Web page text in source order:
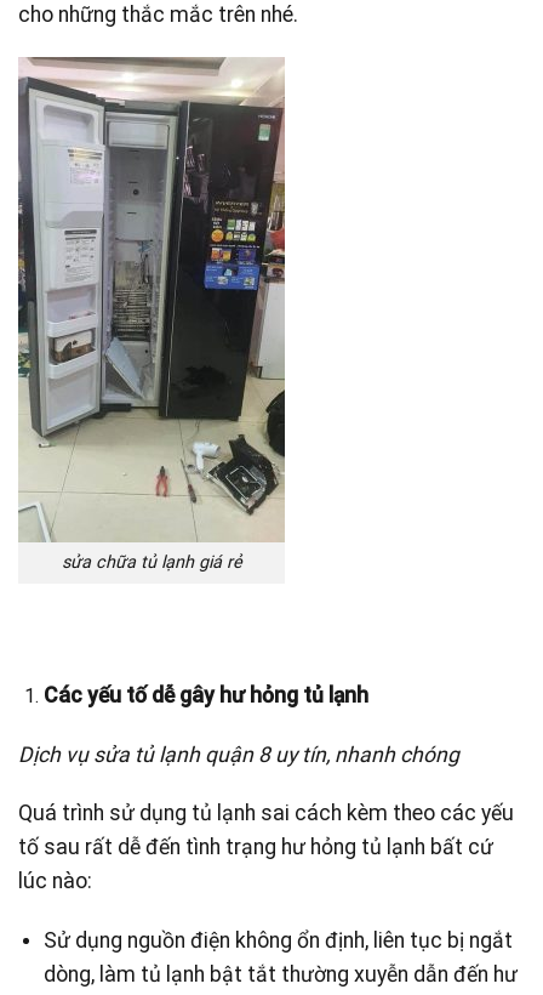
cho những thắc mắc trên nhé.
sửa chữa tủ lạnh giá rẻ
Các yếu tố dễ gây hư hỏng tủ lạnh
Dịch vụ sửa tủ lạnh quận 8 uy tín, nhanh chóng
Quá trình sử dụng tủ lạnh sai cách kèm theo các yếu
tố sau rất dễ đến tình trạng hư hỏng tủ lạnh bất cứ
lúc nào:
Sử dụng nguồn điện không ổn định, liên tục bị ngắt
dòng, làm tủ lạnh bật tắt thường xuyễn dẫn đến hư